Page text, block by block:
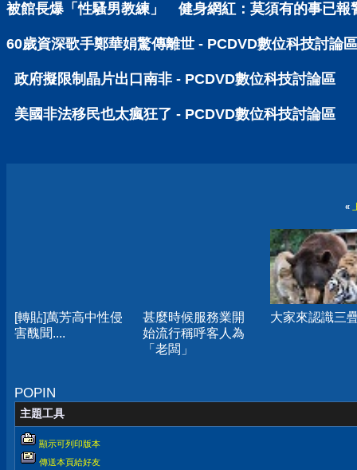
被館長爆「性騷男教練」 健身網紅：莫須有的事已報
60歲資深歌手鄭華娟驚傳離世 - PCDVD數位科技討論區
政府擬限制晶片出口南非 - PCDVD數位科技討論區
美國非法移民也太瘋狂了 - PCDVD數位科技討論區
«
[轉貼]萬芳高中性侵
害醜聞....
甚麼時候服務業開
始流行稱呼客人為
「老闆」
大家來認識三
POPIN
主題工具
顯示可列印版本
傳送本頁給好友